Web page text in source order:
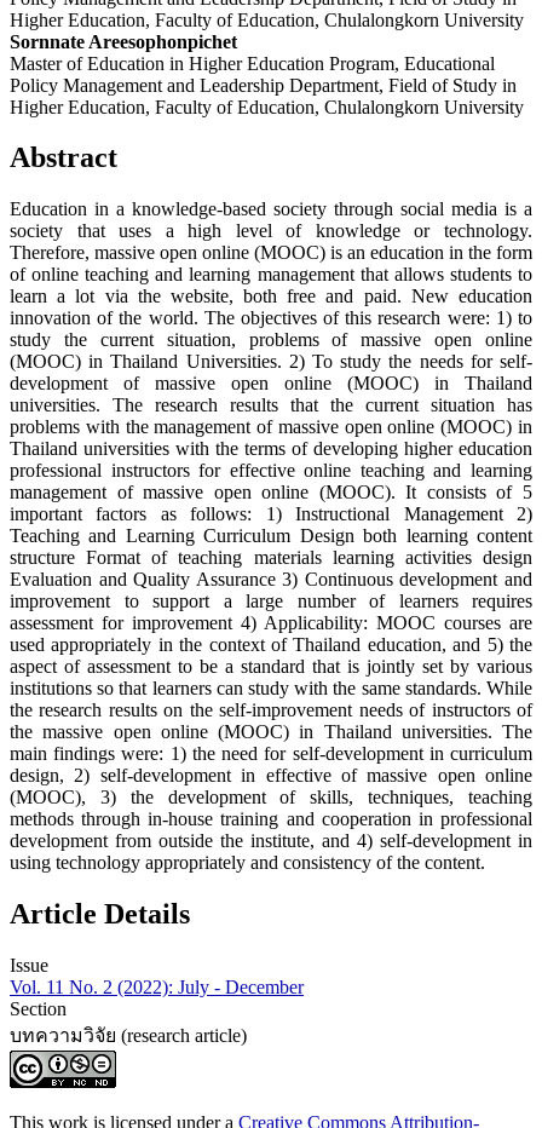
Higher Education, Faculty of Education, Chulalongkorn University
Sornnate Areesophonpichet
Master of Education in Higher Education Program, Educational
Policy Management and Leadership Department, Field of Study in
Higher Education, Faculty of Education, Chulalongkorn University
Abstract
Education in a knowledge-based society through social media is a
society that uses a high level of knowledge or technology.
Therefore, massive open online (MOOC) is an education in the form
of online teaching and learning management that allows students to
learn a lot via the website, both free and paid. New education
innovation of the world. The objectives of this research were: 1) to
study the current situation, problems of massive open online
(MOOC) in Thailand Universities. 2) To study the needs for self-
development of massive open online (MOOC) in Thailand
universities. The research results that the current situation has
problems with the management of massive open online (MOOC) in
Thailand universities with the terms of developing higher education
professional instructors for effective online teaching and learning
management of massive open online (MOOC). It consists of 5
important factors as follows: 1) Instructional Management 2)
Teaching and Learning Curriculum Design both learning content
structure Format of teaching materials learning activities design
Evaluation and Quality Assurance 3) Continuous development and
improvement to support a large number of learners requires
assessment for improvement 4) Applicability: MOOC courses are
used appropriately in the context of Thailand education, and 5) the
aspect of assessment to be a standard that is jointly set by various
institutions so that learners can study with the same standards. While
the research results on the self-improvement needs of instructors of
the massive open online (MOOC) in Thailand universities. The
main findings were: 1) the need for self-development in curriculum
design, 2) self-development in effective of massive open online
(MOOC), 3) the development of skills, techniques, teaching
methods through in-house training and cooperation in professional
development from outside the institute, and 4) self-development in
using technology appropriately and consistency of the content.
Article Details
Issue
Vol. 11 No. 2 (2022): July - December
Section
บทความวิจัย (research article)
This work is licensed under a Creative Commons Attribution-